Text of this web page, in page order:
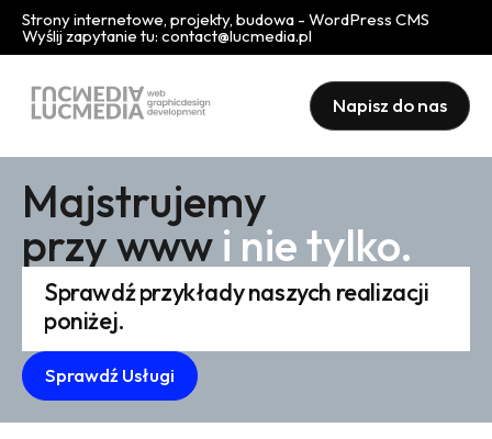
Strony internetowe, projekty, budowa - WordPress CMS
Wyślij zapytanie tu: contact@lucmedia.pl
Napisz do nas
Majstrujemy
przy www i nie tylko.
Sprawdź przykłady naszych realizacji
poniżej.
Sprawdź Usługi